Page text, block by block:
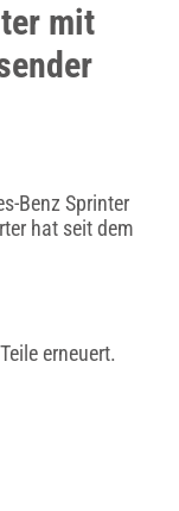
mit
Benz Sprinter
hat seit dem
erneuert.